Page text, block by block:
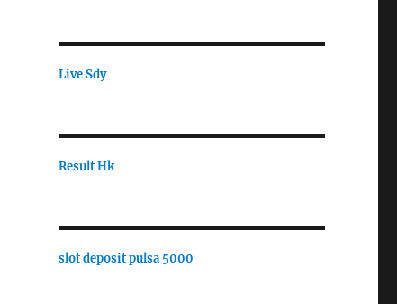
Live Sdy
Result Hk
slot deposit pulsa 5000